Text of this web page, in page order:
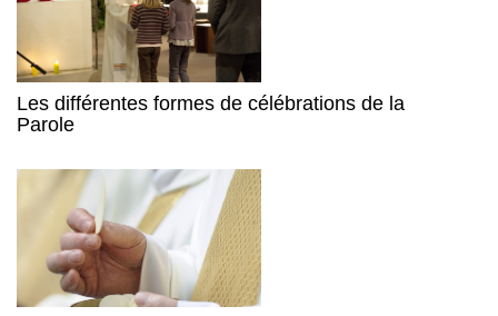
Les différentes formes de célébrations de la
Parole